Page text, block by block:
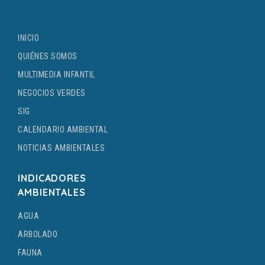
INICIO
QUIÉNES SOMOS
MULTIMEDIA INFANTIL
NEGOCIOS VERDES
SIG
CALENDARIO AMBIENTAL
NOTICIAS AMBIENTALES
INDICADORES
AMBIENTALES
AGUA
ARBOLADO
FAUNA